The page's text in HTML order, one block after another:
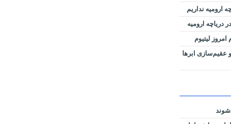
ارومیه نداریم
ارومیه
امروز لیتیوم
عقیم‌سازی ابرها